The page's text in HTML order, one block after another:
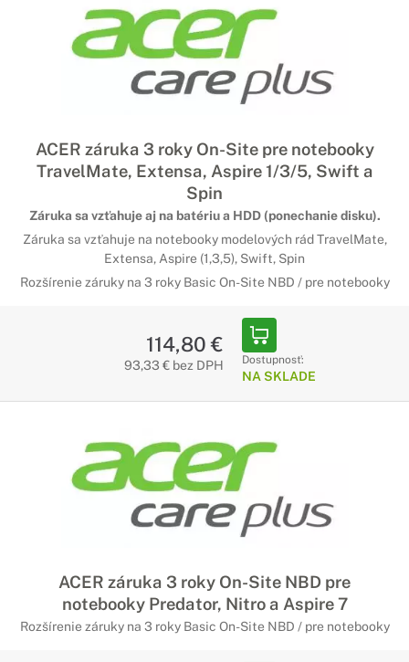
ACER záruka 3 roky On-Site pre notebooky
TravelMate, Extensa, Aspire 1/3/5, Swift a
Spin
Záruka sa vzťahuje aj na batériu a HDD (ponechanie disku).
Záruka sa vzťahuje na notebooky modelových rád TravelMate,
Extensa, Aspire (1,3,5), Swift, Spin
Rozšírenie záruky na 3 roky Basic On-Site NBD / pre notebooky
114,80 €
93,33 € bez DPH Dostupnosť:
NA SKLADE
ACER záruka 3 roky On-Site NBD pre
notebooky Predator, Nitro a Aspire 7
Rozšírenie záruky na 3 roky Basic On-Site NBD / pre notebooky